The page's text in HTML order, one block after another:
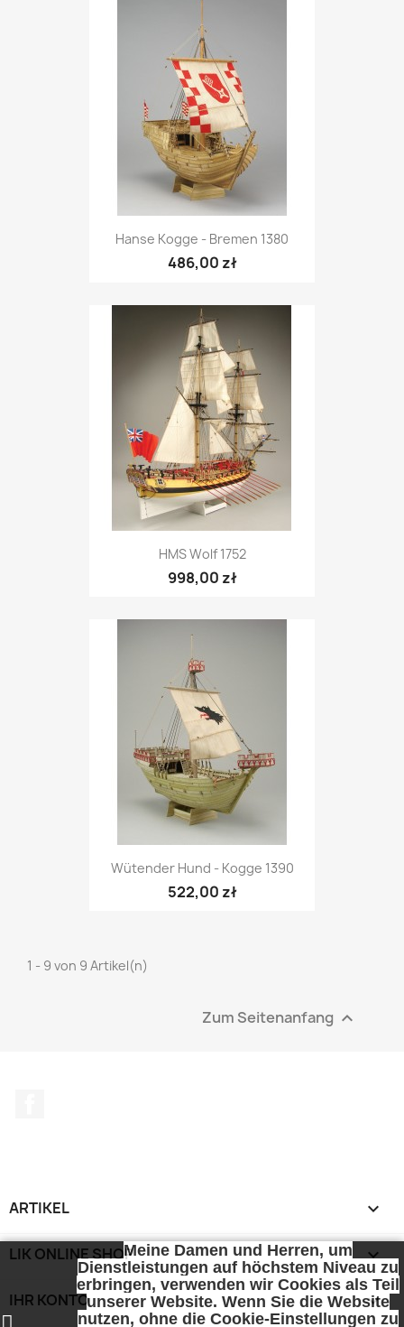
Hanse Kogge - Bremen 1380
486,00 zł
HMS Wolf 1752
998,00 zł
Wütender Hund - Kogge 1390
522,00 zł
1 - 9 von 9 Artikel(n)
Zum Seitenanfang 
ARTIKEL 
LIK ONLINE SHOP 
IHR KONTO 
Meine Damen und Herren, um
Dienstleistungen auf höchstem Niveau zu
erbringen, verwenden wir Cookies als Teil
unserer Website. Wenn Sie die Website
nutzen, ohne die Cookie-Einstellungen zu